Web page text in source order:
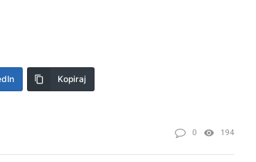
Kopiraj
0 194